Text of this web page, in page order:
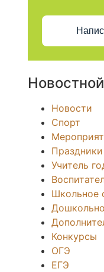
Новости
Спорт
Праздники
Учитель
Школьное
Конкурсы
ОГЭ
ЕГЭ